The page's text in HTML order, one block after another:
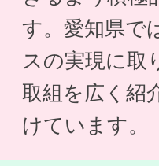
す。愛知県で
スの実現に取
取組を広く紹
けています。